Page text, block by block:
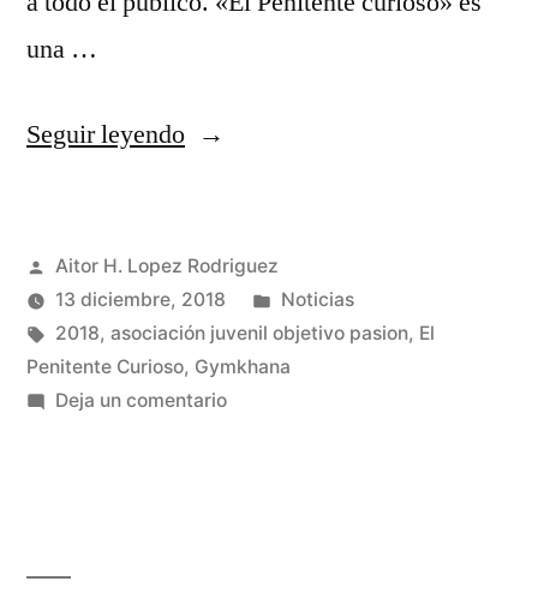
una …
Seguir leyendo«Objetivo
su
evento
«El
Penitente
Publicado
por
Aitor H. Lopez Rodriguez
13 diciembre, 2018
Publicado
en
Noticias
Etiquetas:
2018, asociación juvenil objetivo pasion, El
Penitente Curioso, Gymkhana
Deja un comentarioen